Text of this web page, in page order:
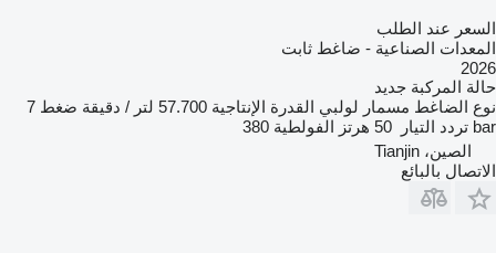
السعر عند الطلب
المعدات الصناعية - ضاغط ثابت
2026
حالة المركبة جديد
نوع الضاغط مسمار لولبي القدرة الإنتاجية 57.700 لتر / دقيقة ضغط 7
bar تردد التيار 50 هرتز الفولطية 380
الصين، Tianjin
الاتصال بالبائع